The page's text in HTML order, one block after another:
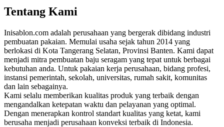
Tentang Kami
Inisablon.com adalah perusahaan yang bergerak dibidang industri
pembuatan pakaian. Memulai usaha sejak tahun 2014 yang
berlokasi di Kota Tangerang Selatan, Provinsi Banten. Kami dapat
menjadi mitra pembuatan baju seragam yang tepat untuk berbagai
kebutuhan anda. Untuk pakaian kerja perusahaan, bidang profesi,
instansi pemerintah, sekolah, universitas, rumah sakit, komunitas
dan lain sebagainya.
Kami selalu memberikan kualitas produk yang terbaik dengan
mengandalkan ketepatan waktu dan pelayanan yang optimal.
Dengan menerapkan kontrol standart kualitas yang ketat, kami
berusaha menjadi perusahaan konveksi terbaik di Indonesia.